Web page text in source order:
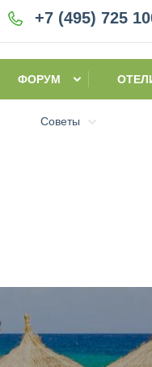
+7 (495) 725
ФОРУМ
Советы